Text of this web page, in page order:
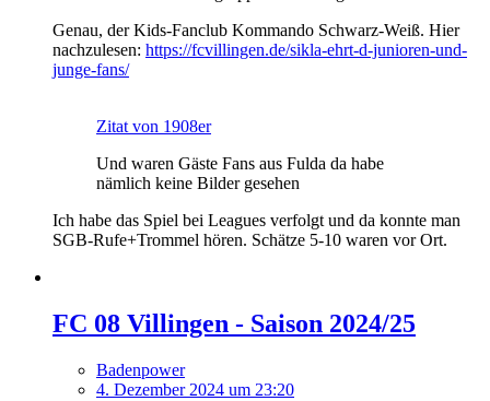
Genau, der Kids-Fanclub Kommando Schwarz-Weiß. Hier
nachzulesen: https://fcvillingen.de/sikla-ehrt-d-junioren-und-
junge-fans/
Zitat von 1908er
Und waren Gäste Fans aus Fulda da habe
nämlich keine Bilder gesehen
Ich habe das Spiel bei Leagues verfolgt und da konnte man
SGB-Rufe+Trommel hören. Schätze 5-10 waren vor Ort.
FC 08 Villingen - Saison 2024/25
Badenpower
4. Dezember 2024 um 23:20